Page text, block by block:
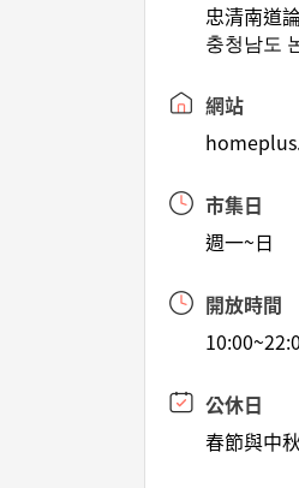
忠清南道
충청남도
網站
市集日
週一~日
開放時間
公休日
春節與中